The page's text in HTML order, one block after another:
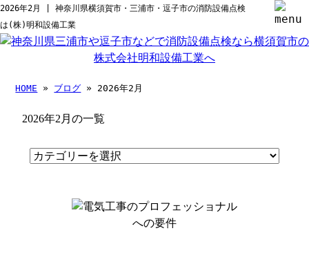
2026年2月 | 神奈川県横須賀市・三浦市・逗子市の消防設備点検
は(株)明和設備工業
HOME » ブログ » 2026年2月
2026年2月の一覧